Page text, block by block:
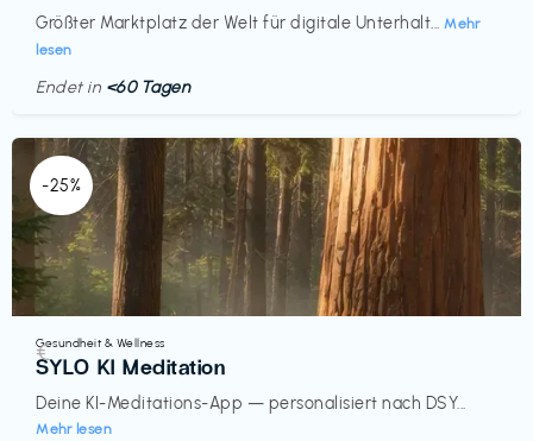
Größter Marktplatz der Welt für digitale Unterhalt... Mehr
lesen
Endet in <60 Tagen
-25%
Gesundheit & Wellness
SYLO KI Meditation
Deine KI-Meditations-App — personalisiert nach DSY...
Mehr lesen
€‎